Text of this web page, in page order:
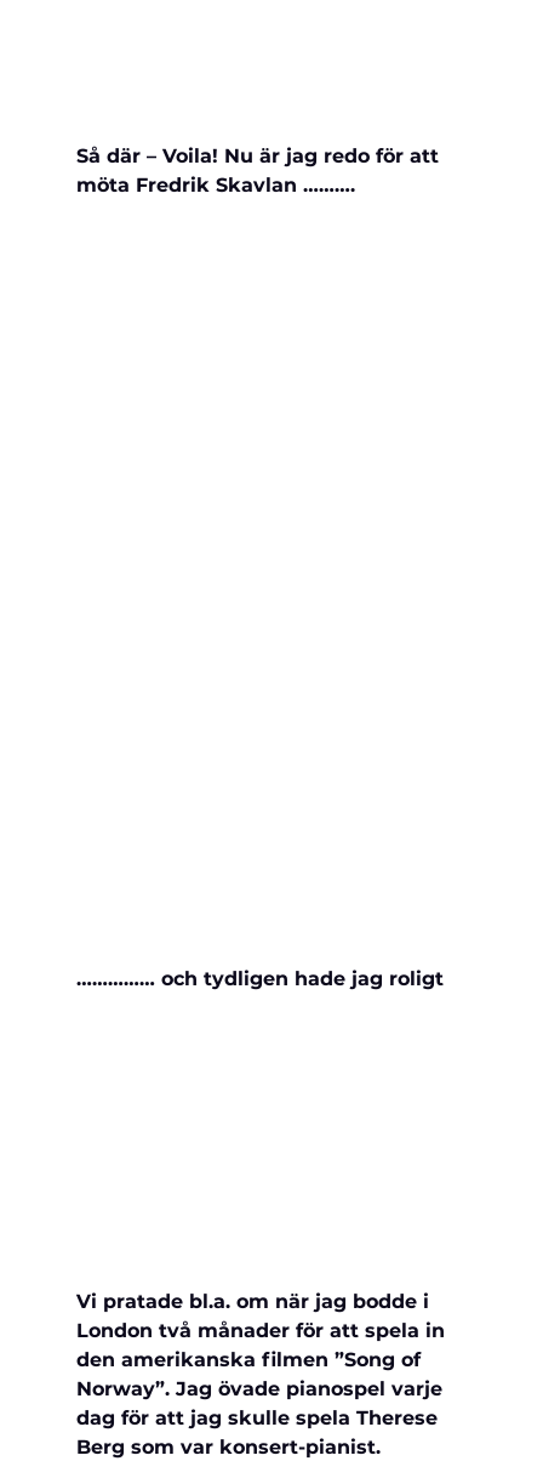
Så där – Voila! Nu är jag redo för att
möta Fredrik Skavlan ……….
…………… och tydligen hade jag roligt
Vi pratade bl.a. om när jag bodde i
London två månader för att spela in
den amerikanska filmen ”Song of
Norway”. Jag övade pianospel varje
dag för att jag skulle spela Therese
Berg som var konsert-pianist.